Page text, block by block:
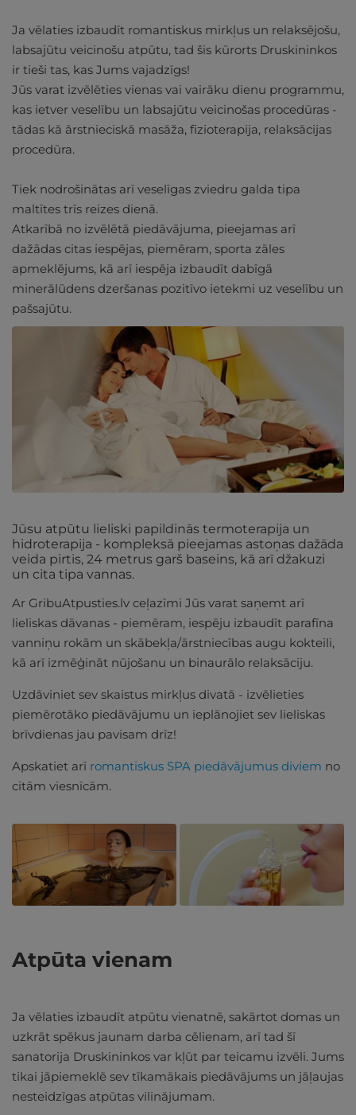
Ja vēlaties izbaudīt romantiskus mirkļus un relaksējošu,
labsajūtu veicinošu atpūtu, tad šis kūrorts Druskininkos
ir tieši tas, kas Jums vajadzīgs!
Jūs varat izvēlēties vienas vai vairāku dienu programmu,
kas ietver veselību un labsajūtu veicinošas procedūras -
tādas kā ārstnieciskā masāža, fizioterapija, relaksācijas
procedūra.
Tiek nodrošinātas arī veselīgas zviedru galda tipa
maltītes trīs reizes dienā.
Atkarībā no izvēlētā piedāvājuma, pieejamas arī
dažādas citas iespējas, piemēram, sporta zāles
apmeklējums, kā arī iespēja izbaudīt dabīgā
minerālūdens dzeršanas pozitīvo ietekmi uz veselību un
pašsajūtu.
Jūsu atpūtu lieliski papildinās termoterapija un
hidroterapija - kompleksā pieejamas astoņas dažāda
veida pirtis, 24 metrus garš baseins, kā arī džakuzi
un cita tipa vannas.
Ar GribuAtpusties.lv ceļazīmi Jūs varat saņemt arī
lieliskas dāvanas - piemēram, iespēju izbaudīt parafīna
vanniņu rokām un skābekļa/ārstniecības augu kokteili,
kā arī izmēģināt nūjošanu un binaurālo relaksāciju.
Uzdāviniet sev skaistus mirkļus divatā - izvēlieties
piemērotāko piedāvājumu un ieplānojiet sev lieliskas
brīvdienas jau pavisam drīz!
Apskatiet arī romantiskus SPA piedāvājumus diviem no
citām viesnīcām.
Atpūta vienam
Ja vēlaties izbaudīt atpūtu vienatnē, sakārtot domas un
uzkrāt spēkus jaunam darba cēlienam, arī tad šī
sanatorija Druskininkos var kļūt par teicamu izvēli. Jums
tikai jāpiemeklē sev tīkamākais piedāvājums un jāļaujas
nesteidzīgas atpūtas vilinājumam.